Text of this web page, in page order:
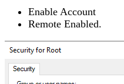
Enable Account
Remote Enabled.